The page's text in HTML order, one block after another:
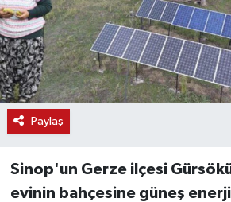
Paylaş
Sinop'un Gerze ilçesi
evinin bahçesine güneş